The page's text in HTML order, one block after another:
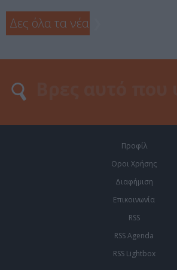
Δες όλα τα νέα
Προφίλ
Οροι Χρήσης
Διαφήμιση
Επικοινωνία
RSS
RSS Agenda
RSS Lightbox